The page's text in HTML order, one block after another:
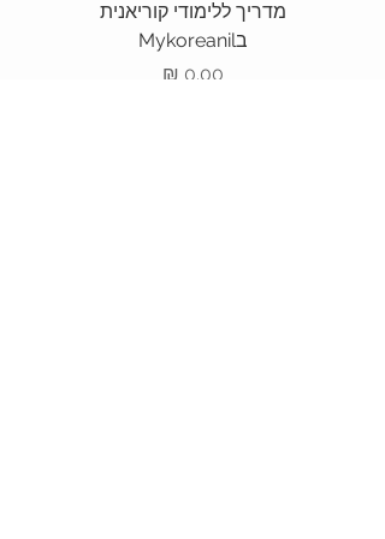
מדריך ללימודי קוריאנית
בMykoreanil
מחיר